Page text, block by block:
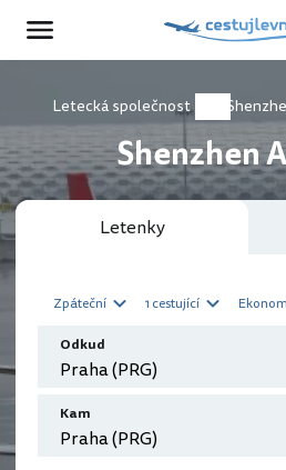
Letecká společnost
Shenzhen
Letenky
Zpáteční 1 cestující
Odkud
Kam